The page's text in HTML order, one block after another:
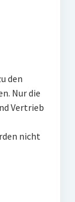
den
Nur die
Vertrieb
nicht